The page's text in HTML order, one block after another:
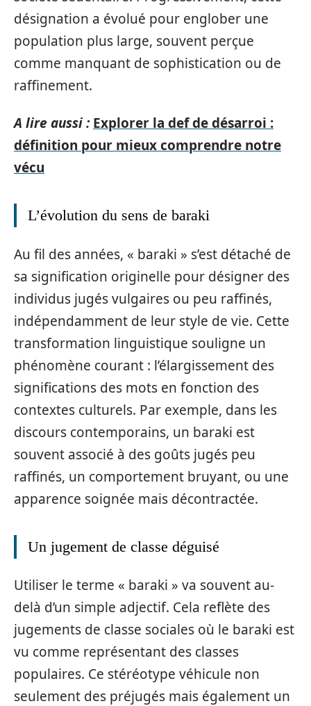
désignation a évolué pour englober une
population plus large, souvent perçue
comme manquant de sophistication ou de
raffinement.
A lire aussi : Explorer la def de désarroi :
définition pour mieux comprendre notre
vécu
L’évolution du sens de baraki
Au fil des années, « baraki » s’est détaché de
sa signification originelle pour désigner des
individus jugés vulgaires ou peu raffinés,
indépendamment de leur style de vie. Cette
transformation linguistique souligne un
phénomène courant : l’élargissement des
significations des mots en fonction des
contextes culturels. Par exemple, dans les
discours contemporains, un baraki est
souvent associé à des goûts jugés peu
raffinés, un comportement bruyant, ou une
apparence soignée mais décontractée.
Un jugement de classe déguisé
Utiliser le terme « baraki » va souvent au-
delà d’un simple adjectif. Cela reflète des
jugements de classe sociales où le baraki est
vu comme représentant des classes
populaires. Ce stéréotype véhicule non
seulement des préjugés mais également un